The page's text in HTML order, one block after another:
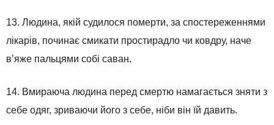
13. Людина, якій судилося померти, за спостереженнями
лікарів, починає смикати простирадло чи ковдру, наче
в’яже пальцями собі саван.
14. Вмираюча людина перед смертю намагається зняти з
себе одяг, зриваючи його з себе, ніби він їй давить.